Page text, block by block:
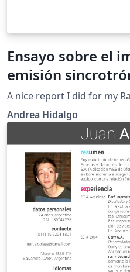
Ensayo sobre el
emisión
mediciones de
fondo cósmico de
A nice report I did for my
Andrea Hidalgo